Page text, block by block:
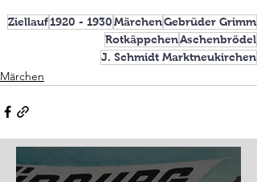
Ziellauf1920 - 1930MärchenGebrüder Grimm
RotkäppchenAschenbrödel
J. Schmidt Marktneukirchen
Märchen